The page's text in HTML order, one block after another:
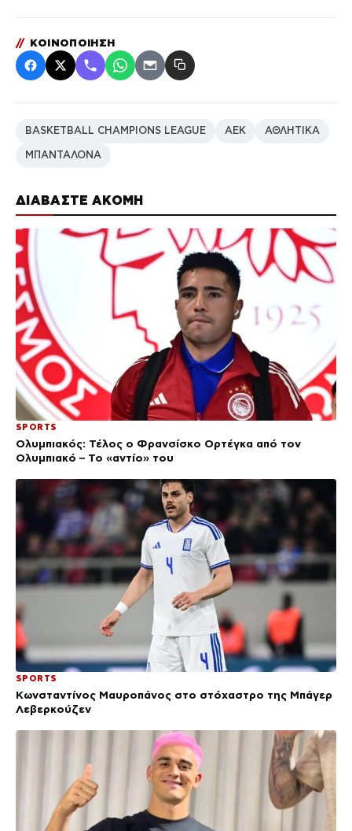
ΔΙΑΒΑΣΤΕ ΑΚΟΜΗ
SPORTS
Ολυμπιακός: Τέλος ο Φρανσίσκο Ορτέγκα από τον
Ολυμπιακό – Το «αντίο» του
SPORTS
Κωνσταντίνος Μαυροπάνος στο στόχαστρο της Μπάγερ
Λεβερκούζεν
// ΚΟΙΝΟΠΟΙΗΣΗ
BASKETBALL CHAMPIONS LEAGUE ΑΕΚ ΑΘΛΗΤΙΚΑ
ΜΠΑΝΤΑΛΟΝΑ